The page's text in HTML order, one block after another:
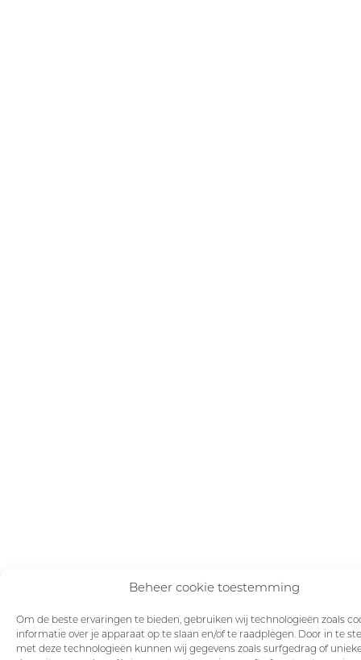
Beheer cookie toestemming
Om de beste ervaringen te bieden, gebruiken wij technologieën zoals
informatie over je apparaat op te slaan en/of te raadplegen. Door in te
met deze technologieën kunnen wij gegevens zoals surfgedrag of